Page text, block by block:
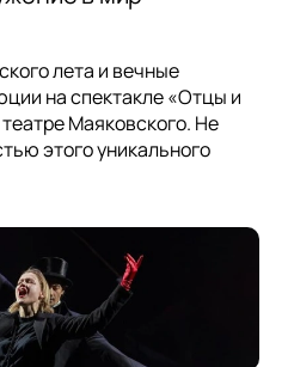
лета и вечные
на спектакле «Отцы и
Маяковского. Не
этого уникального